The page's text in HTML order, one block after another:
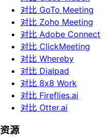
对比 GoTo Meeting
对比 Zoho Meeting
对比 Adobe Connect
对比 ClickMeeting
对比 Whereby
对比 Dialpad
对比 8x8 Work
对比 Fireflies.ai
对比 Otter.ai
资源